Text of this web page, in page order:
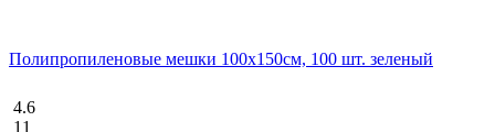
Полипропиленовые мешки 100х150см, 100 шт. зеленый
4.6
11